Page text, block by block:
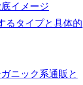
イメージ
るタイプと具体的
ニック系通販と